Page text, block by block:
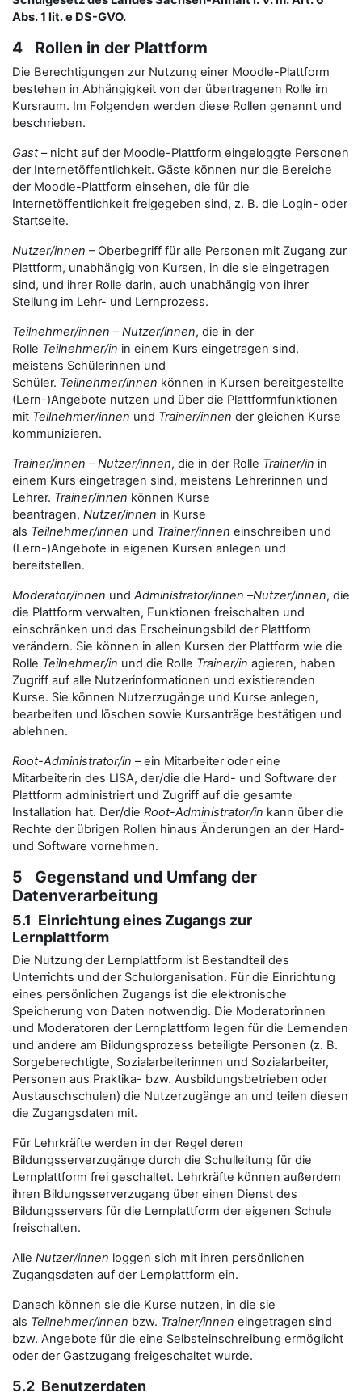
Abs. 1 lit. e DS-GVO.
4 Rollen in der Plattform
Die Berechtigungen zur Nutzung einer Moodle-Plattform
bestehen in Abhängigkeit von der übertragenen Rolle im
Kursraum. Im Folgenden werden diese Rollen genannt und
beschrieben.
Gast– nicht auf der Moodle-Plattform eingeloggte Personen
der Internetöffentlichkeit. Gäste können nur die Bereiche
der Moodle-Plattform einsehen, die für die
Internetöffentlichkeit freigegeben sind, z. B. die Login- oder
Startseite.
Nutzer/innen – Oberbegriff für alle Personen mit Zugang zur
Plattform, unabhängig von Kursen, in die sie eingetragen
sind, und ihrer Rolle darin, auch unabhängig von ihrer
Stellung im Lehr- und Lernprozess.
Teilnehmer/innen –Nutzer/innen, die in der
Rolle Teilnehmer/in in einem Kurs eingetragen sind,
meistens Schülerinnen und
Schüler. Teilnehmer/innen können in Kursen bereitgestellte
(Lern-)Angebote nutzen und über die Plattformfunktionen
mit Teilnehmer/innen und Trainer/innen der gleichen Kurse
kommunizieren.
Trainer/innen –Nutzer/innen, die in der Rolle Trainer/in in
einem Kurs eingetragen sind, meistens Lehrerinnen und
Lehrer. Trainer/innen können Kurse
beantragen, Nutzer/innen in Kurse
als Teilnehmer/innen und Trainer/innen einschreiben und
(Lern-)Angebote in eigenen Kursen anlegen und
bereitstellen.
Moderator/innen und Administrator/innen –Nutzer/innen, die
die Plattform verwalten, Funktionen freischalten und
einschränken und das Erscheinungsbild der Plattform
verändern. Sie können in allen Kursen der Plattform wie die
Rolle Teilnehmer/in und die Rolle Trainer/in agieren, haben
Zugriff auf alle Nutzerinformationen und existierenden
Kurse. Sie können Nutzerzugänge und Kurse anlegen,
bearbeiten und löschen sowie Kursanträge bestätigen und
ablehnen.
Root-Administrator/in – ein Mitarbeiter oder eine
Mitarbeiterin des LISA, der/die die Hard- und Software der
Plattform administriert und Zugriff auf die gesamte
Installation hat. Der/die Root-Administrator/in kann über die
Rechte der übrigen Rollen hinaus Änderungen an der Hard-
und Software vornehmen.
5 Gegenstand und Umfang der
Datenverarbeitung
5.1 Einrichtung eines Zugangs zur
Lernplattform
Die Nutzung der Lernplattform ist Bestandteil des
Unterrichts und der Schulorganisation. Für die Einrichtung
eines persönlichen Zugangs ist die elektronische
Speicherung von Daten notwendig. Die Moderatorinnen
und Moderatoren der Lernplattform legen für die Lernenden
und andere am Bildungsprozess beteiligte Personen (z. B.
Sorgeberechtigte, Sozialarbeiterinnen und Sozialarbeiter,
Personen aus Praktika- bzw. Ausbildungsbetrieben oder
Austauschschulen) die Nutzerzugänge an und teilen diesen
die Zugangsdaten mit.
Für Lehrkräfte werden in der Regel deren
Bildungsserverzugänge durch die Schulleitung für die
Lernplattform frei geschaltet. Lehrkräfte können außerdem
ihren Bildungsserverzugang über einen Dienst des
Bildungsservers für die Lernplattform der eigenen Schule
freischalten.
Alle Nutzer/innen loggen sich mit ihren persönlichen
Zugangsdaten auf der Lernplattform ein.
Danach können sie die Kurse nutzen, in die sie
als Teilnehmer/innen bzw. Trainer/innen eingetragen sind
bzw. Angebote für die eine Selbsteinschreibung ermöglicht
oder der Gastzugang freigeschaltet wurde.
5.2 Benutzerdaten